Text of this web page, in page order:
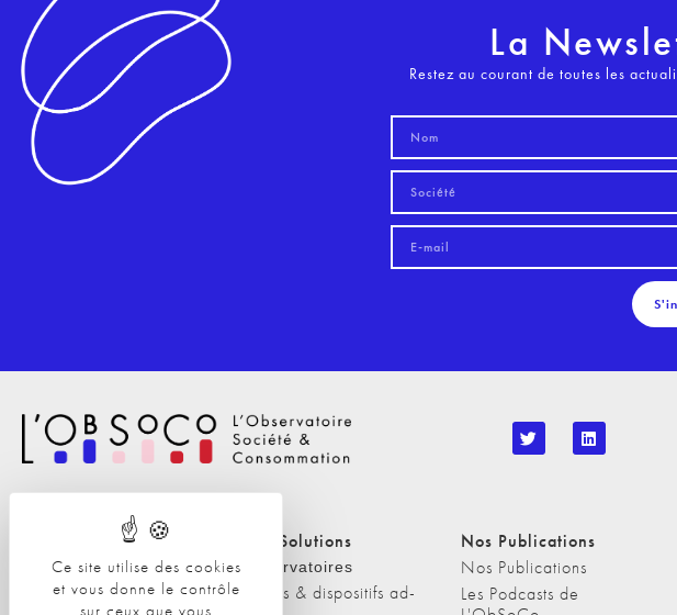
Ce site utilise des cookies
et vous donne le contrôle
sur ceux que vous
La
Restez au courant de toutes les
Nos Solutions
A propos
L'équipe
Nos Solutions
Observatoires
Etudes & dispositifs ad-
Nos Publications
Nos Publications
Les Podcasts de